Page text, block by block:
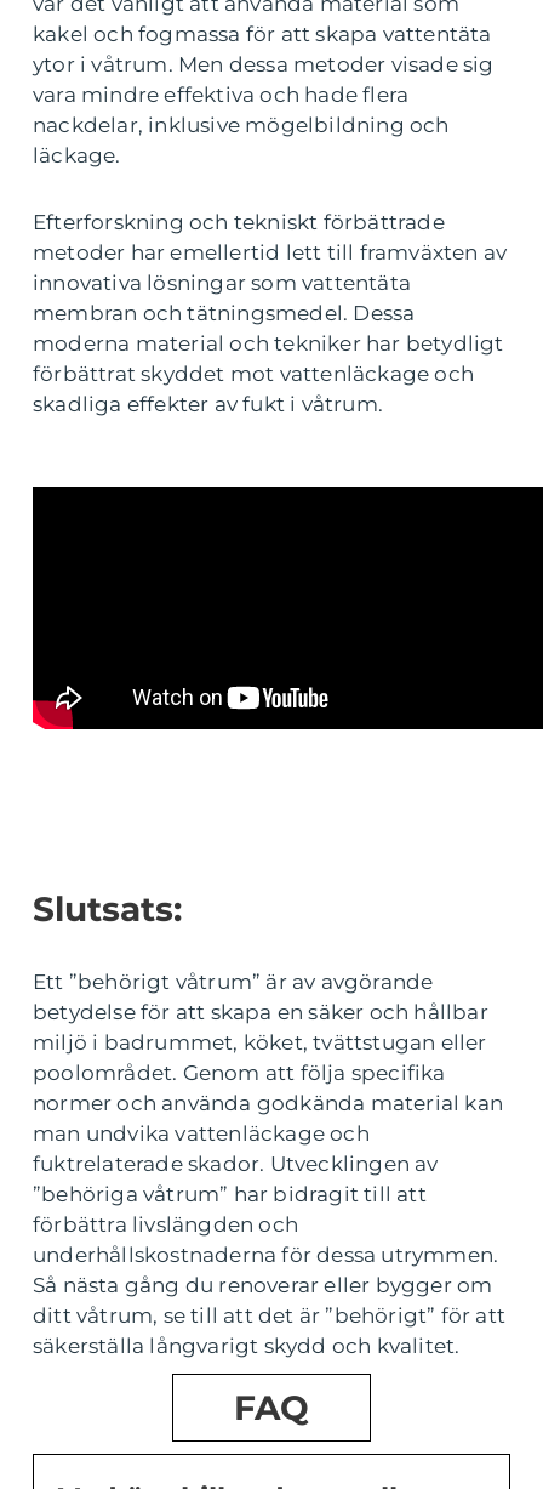
kakel och fogmassa för att skapa vattentäta
ytor i våtrum. Men dessa metoder visade sig
vara mindre effektiva och hade flera
nackdelar, inklusive mögelbildning och
läckage.
Efterforskning och tekniskt förbättrade
metoder har emellertid lett till framväxten av
innovativa lösningar som vattentäta
membran och tätningsmedel. Dessa
moderna material och tekniker har betydligt
förbättrat skyddet mot vattenläckage och
skadliga effekter av fukt i våtrum.
Slutsats:
Ett ”behörigt våtrum” är av avgörande
betydelse för att skapa en säker och hållbar
miljö i badrummet, köket, tvättstugan eller
poolområdet. Genom att följa specifika
normer och använda godkända material kan
man undvika vattenläckage och
fuktrelaterade skador. Utvecklingen av
”behöriga våtrum” har bidragit till att
förbättra livslängden och
underhållskostnaderna för dessa utrymmen.
Så nästa gång du renoverar eller bygger om
ditt våtrum, se till att det är ”behörigt” för att
säkerställa långvarigt skydd och kvalitet.
FAQ